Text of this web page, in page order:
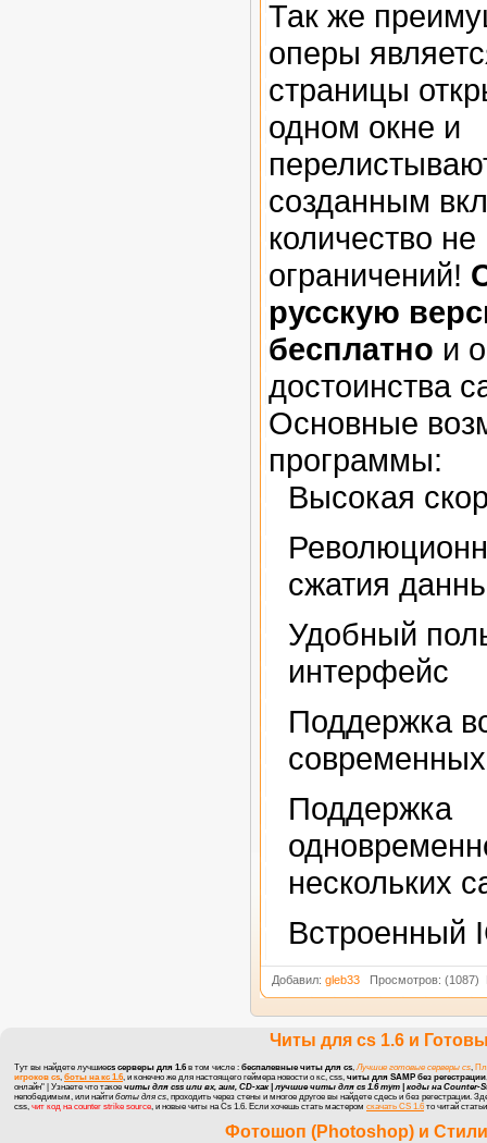
Так же
оперы
страницы
одном окне и
созданным
количество
ограничений!
русскую
бесплатно и
достоинства
Основные
программы:
Высокая
сжатия
Удобный
интерфейс
Поддержка
Поддержка
нескольких
Встроенный
Добавил: gleb33 Просмотров: (1087)
Читы для cs 1.6и
Тут вы найдете лучшиеcs серверы для 1.6 в том числе : беспалевные читы для cs Лучшие готовые серверы cs
игроков cs боты на кс 1.6 , и конечно же для настоящего геймера новости о кс, css читы для SAMP без регестрации
онлайн" | Узнаете что такое читы для css или вх, аим, CD-хак | лучшие читы для cs 1.6 тут |
коды на Counter-
непобедимым, или найти боты для cs , проходить через стены и многое другое вы найдете сдесь и без регестрации.
css, чит код на counter strike source , и новые читы на Cs 1.6 . Если хочешь стать мастером скачать CS 1.6 то читай
Фотошоп (Photoshop) и